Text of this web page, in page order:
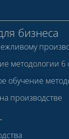
бизнеса
методологии 6
обучение
производстве